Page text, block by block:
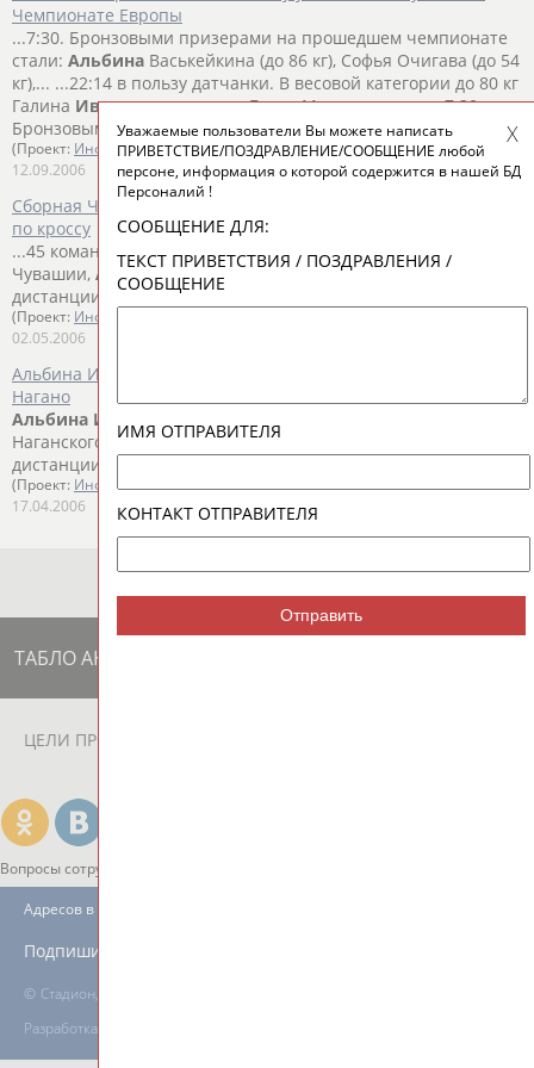
Чемпионате Европы
...7:30. Бронзовыми призерами на прошедшем чемпионате
стали: Альбина Васькейкина (до 86 кг), Софья Очигава (до 54
кг),... ...22:14 в пользу датчанки. В весовой категории до 80 кг
Галина Ивановапроиграла Беате Малек со счетом 7:30.
Бронзовыми...
(Проект: Информационное агентство СТАДИОН)
12.09.2006
Сборная Чувашии выиграла чемпионат и первенство России
по кроссу
...45 команд со всей страны. Как сообщили в Минспорта
Чувашии, Альбина Иванова завоевала "серебро" на
дистанции 6 км в личном...
(Проект: Информационное агентство СТАДИОН
02.05.2006
Альбина Иванова - победительница восьмого марафона в
Нагано
Альбина Иванова
Наганского марафона. Лидируя уже после 30-го километра
дистанции (1:46:56), она...
(Проект: Информационное агентство СТАДИОН)
17.04.2006
ТАБЛО АКТИВНОСТИ
ЦЕЛИ ПРОЕКТА
Вопросы сотрудничества и совместной деятельности
© Стадион, 1998-2026
Разработка и поддержка ООО НАИТ «Стадион»
Адресов в новостной рассылке: 996
Подпишись
Уважаемые пользователи Вы можете написать
ПРИВЕТСТВИЕ/ПОЗДРАВЛЕНИЕ/СООБЩЕНИЕ любой
персоне, информация о которой содержится в нашей БД
Персоналий !
СООБЩЕНИЕ ДЛЯ:
ТЕКСТ ПРИВЕТСТВИЯ / ПОЗДРАВЛЕНИЯ /
СООБЩЕНИЕ
ИМЯ ОТПРАВИТЕЛЯ
КОНТАКТ ОТПРАВИТЕЛЯ
Отправить